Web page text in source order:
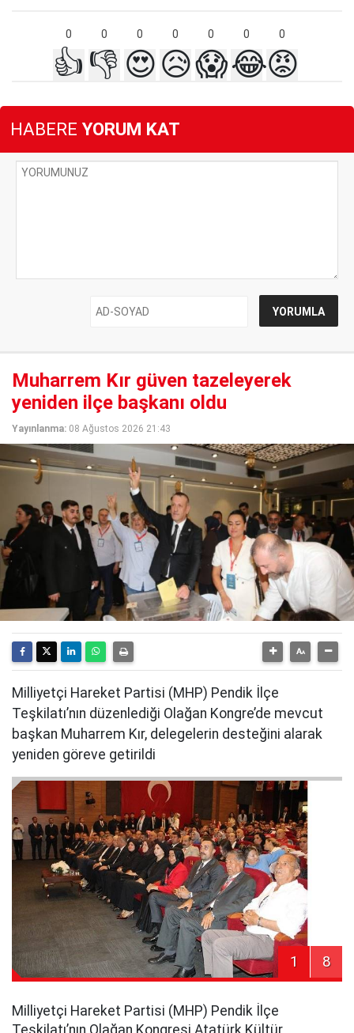
0 0 0 0 0 0 0
👍 👎 😍😥😱😂😡
HABERE YORUM KAT
Muharrem Kır güven tazeleyerek
yeniden ilçe başkanı oldu
Yayınlanma: 08 Ağustos 2026 21:43
Milliyetçi Hareket Partisi (MHP) Pendik İlçe
Teşkilatı’nın düzenlediği Olağan Kongre’de mevcut
başkan Muharrem Kır, delegelerin desteğini alarak
yeniden göreve getirildi
1 8
Milliyetçi Hareket Partisi (MHP) Pendik İlçe